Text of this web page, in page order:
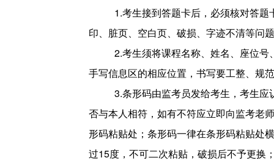
1.考生接到答题卡后，必须核对答
印、脏页、空白页、破损、字迹不清等问
2.考生须将课程名称、姓名、座位
手写信息区的相应位置，书写要工整、规
3.条形码由监考员发给考生，考生
否与本人相符，如有不符应立即向监考老
形码粘贴处；条形码一律在条形码粘贴处
过15度，不可二次粘贴，破损后不予更换